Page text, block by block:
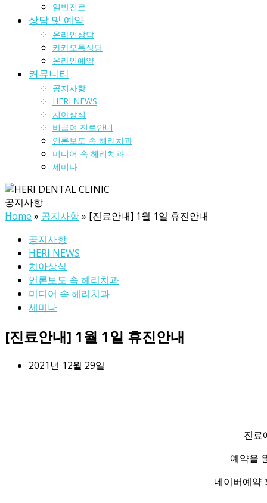
일반진료
상담 및 예약
온라인상담
카카오톡상담
온라인예약
커뮤니티
공지사항
HERI NEWS
치아상식
비급여 진료안내
언론보도 속 헤리치과
미디어 속 헤리치과
세미나
공지사항
Home » 공지사항» [진료안내] 1월 1일 휴진안내
공지사항
HERI NEWS
치아상식
언론보도 속 헤리치과
미디어 속 헤리치과
세미나
[진료안내] 1월 1일 휴진안내
2021년 12월 29일
진료
예약을
네이버예약